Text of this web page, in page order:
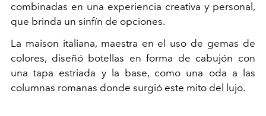
combinadas en una experiencia creativa y personal,
que brinda un sinfín de opciones.
La maison italiana, maestra en el uso de gemas de
colores, diseñó botellas en forma de cabujón con
una tapa estriada y la base, como una oda a las
columnas romanas donde surgió este mito del lujo.